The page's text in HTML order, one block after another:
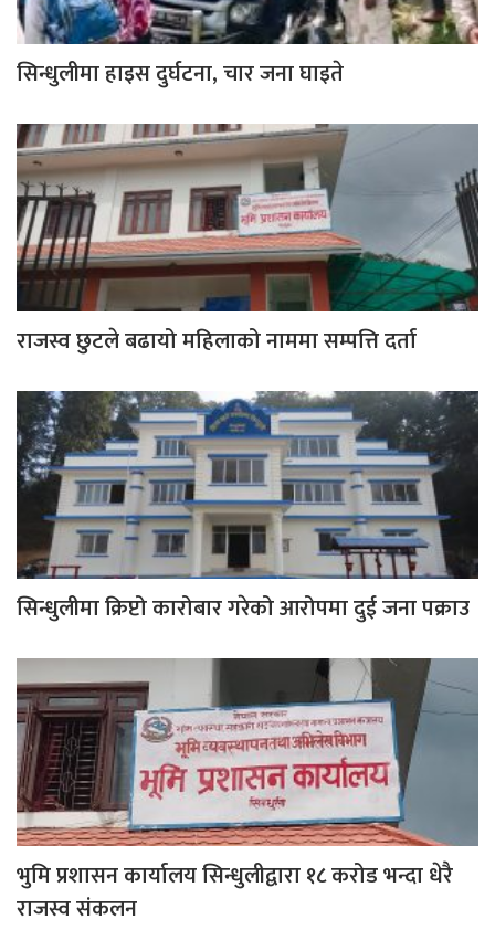
सिन्धुलीमा हाइस दुर्घटना, चार जना घाइते
राजस्व छुटले बढायो महिलाको नाममा सम्पत्ति दर्ता
सिन्धुलीमा क्रिप्टो कारोबार गरेको आरोपमा दुई जना पक्राउ
भुमि प्रशासन कार्यालय सिन्धुलीद्वारा १८ करोड भन्दा धेरै
राजस्व संकलन